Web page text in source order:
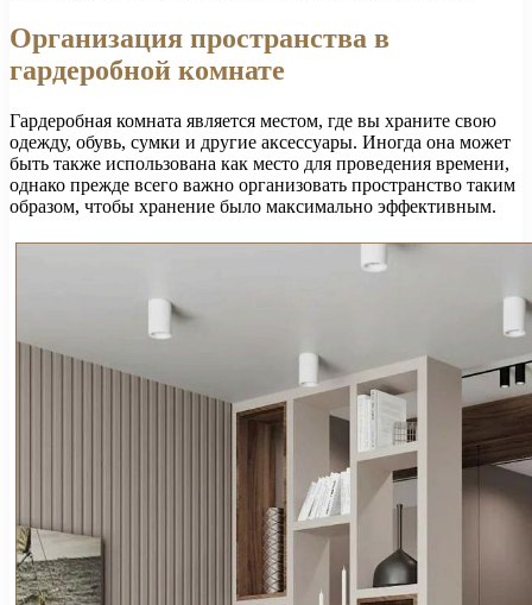
Организация пространства в
гардеробной комнате
Гардеробная комната является местом, где вы храните свою
одежду, обувь, сумки и другие аксессуары. Иногда она может
быть также использована как место для проведения времени,
однако прежде всего важно организовать пространство таким
образом, чтобы хранение было максимально эффективным.